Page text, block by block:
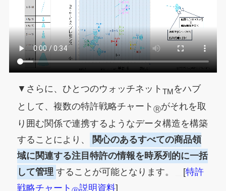
▼さらに、ひとつのウォッチネットTMをハブ
として、複数の特許戦略チャートⓇがそれを取
り囲む関係で連携するようなデータ構造を構築
することにより、
関心のあるすべての商品領
域に関連する注目特許の情報を時系列的に一括
して管理 することが可能となります。 [特許
戦略チャート
説明資料]